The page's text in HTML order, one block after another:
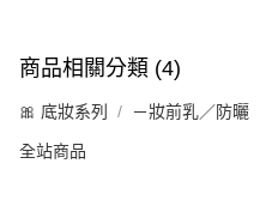
商品相關分類 (4)
🎀 底妝系列 －妝前乳／防曬
全站商品